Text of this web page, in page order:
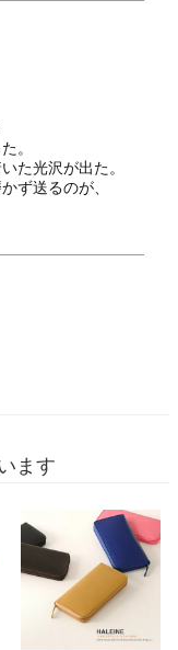
。
た光沢が出た。
ず送るのが、
ます